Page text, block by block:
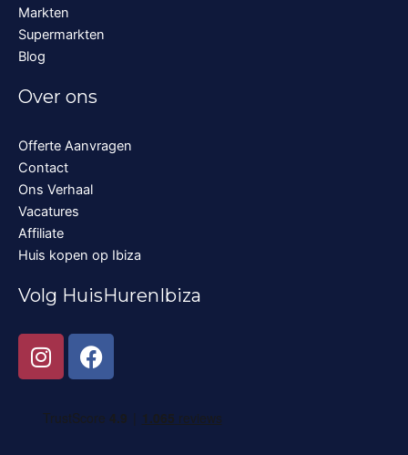
Markten
Supermarkten
Blog
Over ons
Offerte Aanvragen
Contact
Ons Verhaal
Vacatures
Affiliate
Huis kopen op Ibiza
Volg HuisHurenIbiza
I
n
t
F
a
e